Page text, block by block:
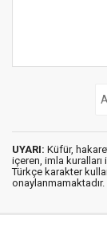
UYARI: Küfür,
içeren, imla kuralları
Türkçe karakter
onaylanmamaktadır.